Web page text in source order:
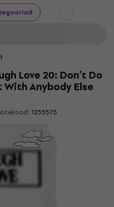
Love 20: Don’t Do
Anybody Else
1255575